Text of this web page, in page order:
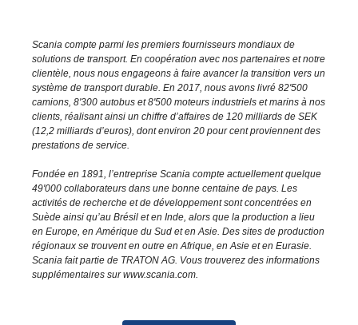
Scania compte parmi les premiers fournisseurs mondiaux de
solutions de transport. En coopération avec nos partenaires et notre
clientèle, nous nous engageons à faire avancer la transition vers un
système de transport durable. En 2017, nous avons livré 82'500
camions, 8'300 autobus et 8'500 moteurs industriels et marins à nos
clients, réalisant ainsi un chiffre d’affaires de 120 milliards de SEK
(12,2 milliards d’euros), dont environ 20 pour cent proviennent des
prestations de service.
Fondée en 1891, l’entreprise Scania compte actuellement quelque
49'000 collaborateurs dans une bonne centaine de pays. Les
activités de recherche et de développement sont concentrées en
Suède ainsi qu’au Brésil et en Inde, alors que la production a lieu
en Europe, en Amérique du Sud et en Asie. Des sites de production
régionaux se trouvent en outre en Afrique, en Asie et en Eurasie.
Scania fait partie de TRATON AG. Vous trouverez des informations
supplémentaires sur www.scania.com.